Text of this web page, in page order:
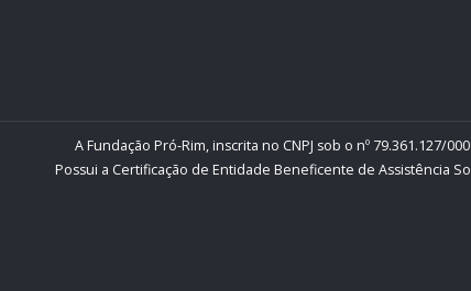
A Fundação Pró-Rim, inscrita no CNPJ sob o nº
Possui a Certificação de Entidade Beneficente de Assistência